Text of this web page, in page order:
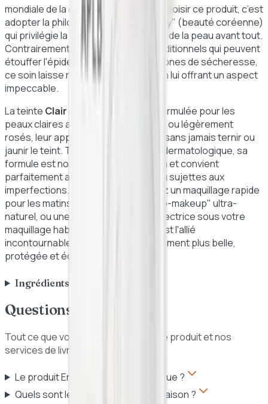
mondiale de la cosmétique hybride. Choisir ce produit, c’est
adopter la philosophie de la "K-Beauty" (beauté coréenne)
qui privilégie la santé et l'éclat naturel de la peau avant tout.
Contrairement aux fonds de teint traditionnels qui peuvent
étouffer l'épiderme ou marquer les zones de sécheresse,
ce soin laisse respirer la peau tout en lui offrant un aspect
impeccable.
La teinte Clair est spécifiquement formulée pour les
peaux claires aux sous-tons neutres ou légèrement
rosés, leur apportant de la fraîcheur sans jamais ternir ou
jaunir le teint. Testée sous contrôle dermatologique, sa
formule est non comédogène, vegan et convient
parfaitement aux peaux sensibles ou sujettes aux
imperfections. Que vous recherchiez un maquillage rapide
pour les matins pressés, un effet "no-makeup" ultra-
naturel, ou une excellente base protectrice sous votre
maquillage habituel, ce format 15ml est l'allié
incontournable pour une peau visiblement plus belle,
protégée et éclatante de santé.
Ingrédients et mode d'emploi
Questions fréquentes
Tout ce que vous devez savoir sur ce produit et nos
services de livraison au Sénégal.
Le produit Erborian est-il authentique ?
Quels sont les délais et frais de livraison ?